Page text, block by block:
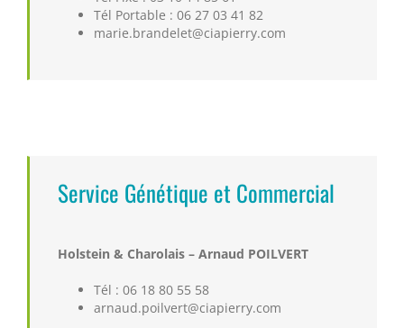
Tél Portable : 06 27 03 41 82
marie.brandelet@ciapierry.com
Service Génétique et Commercial
Holstein & Charolais – Arnaud POILVERT
Tél : 06 18 80 55 58
arnaud.poilvert@ciapierry.com